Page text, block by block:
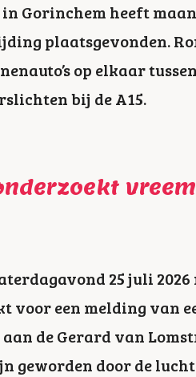
in Gorinchem heeft
plaatsgevonden.
op elkaar
bij de A15.
25 juli
voor een melding van
de Gerard van
geworden door de